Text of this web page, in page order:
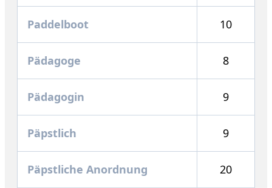
Paddelboot 10
Pädagoge 8
Pädagogin 9
Päpstlich 9
Päpstliche Anordnung 20